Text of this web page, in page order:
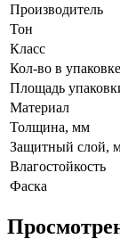
Производитель
Тон
Класс
Кол-во в
Площадь
Материал
Толщина, мм
Защитный слой,
Влагостойкость
Фаска